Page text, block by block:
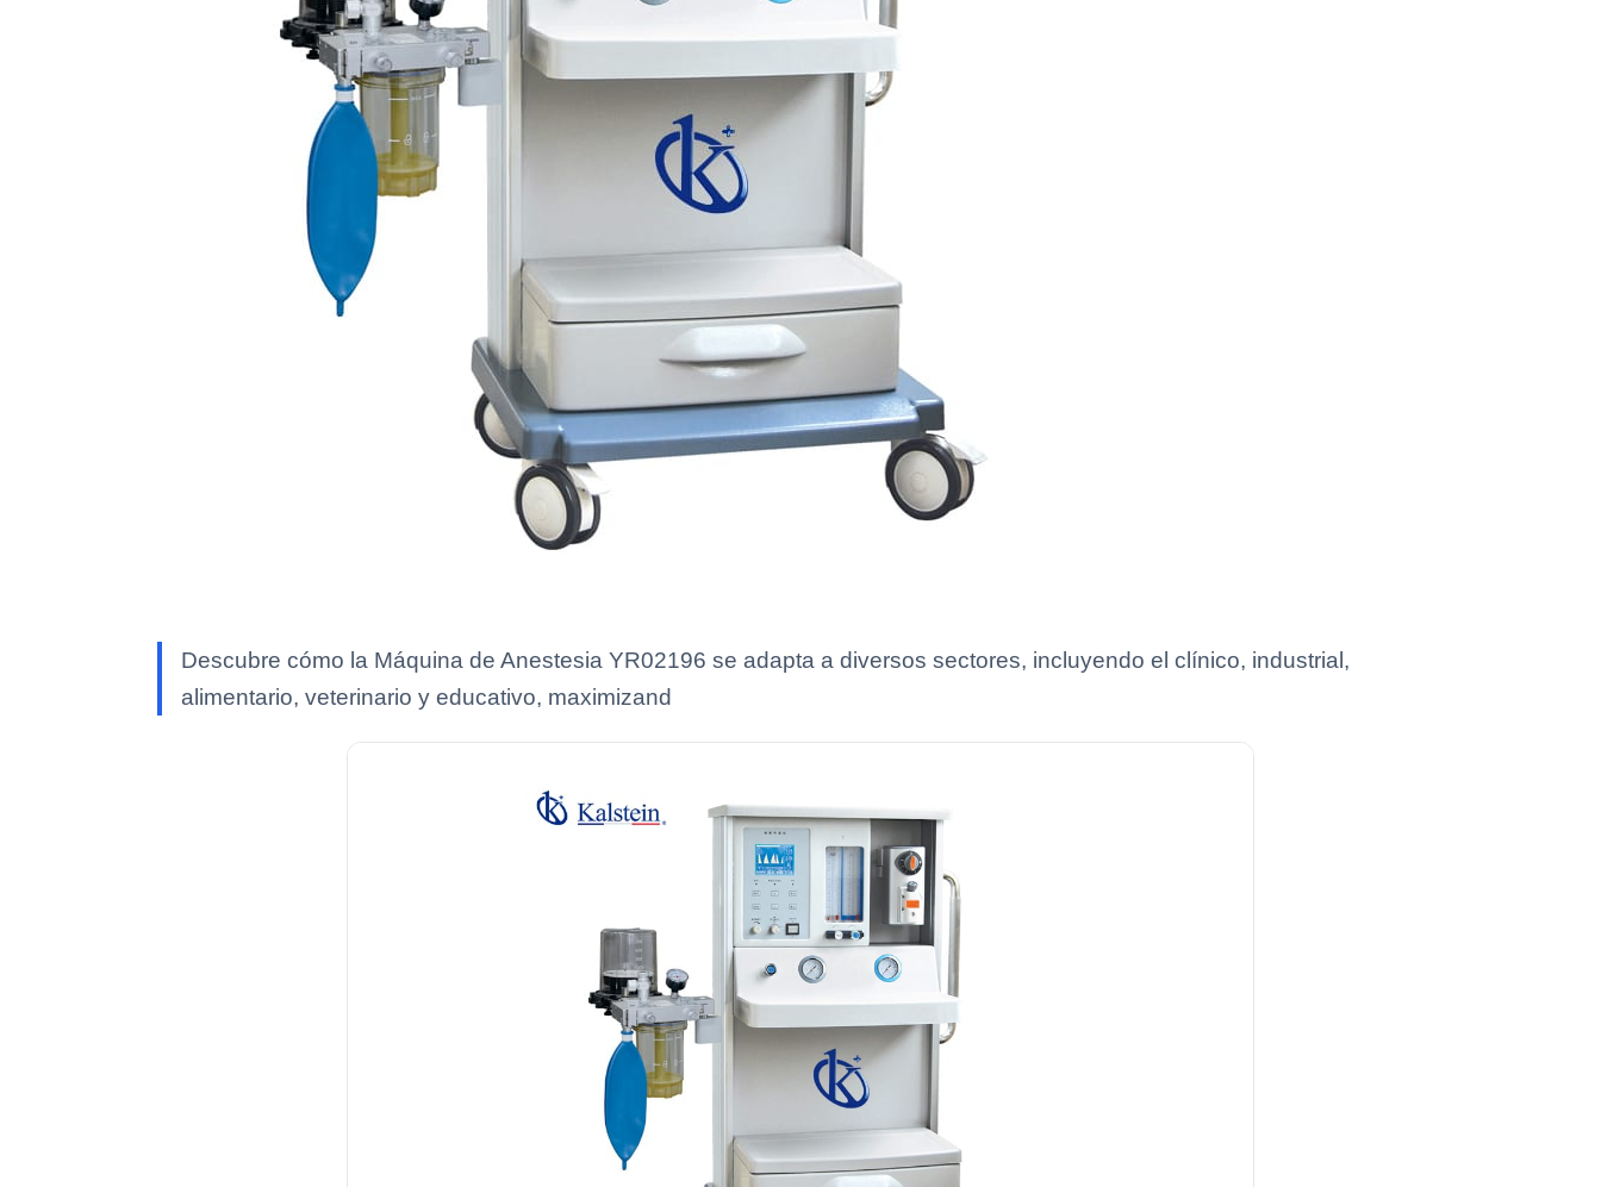
Descubre cómo la Máquina de Anestesia YR02196 se adapta a diversos sectores, incluyendo el clínico, industrial,
alimentario, veterinario y educativo, maximizand